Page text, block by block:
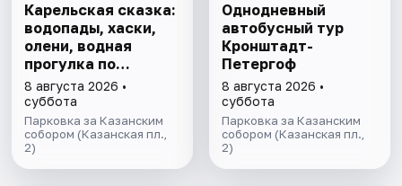
Карельская сказка:
водопады, хаски,
олени, водная
прогулка по
Ладожским шхерам
на катере,
знакомство с
лютеранской
кирхой.
8 августа 2026 •
суббота
Парковка за Казанским
собором (Казанская пл.,
2)
Однодневный
автобусный тур
Кронштадт-
Петергоф
8 августа 2026 •
суббота
Парковка за Казанским
собором (Казанская пл.,
2)